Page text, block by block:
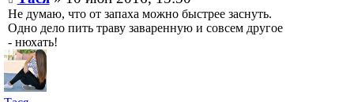
Не думаю, что от запаха можно быстрее заснуть.
Одно дело пить траву заваренную и совсем другое
- нюхать!